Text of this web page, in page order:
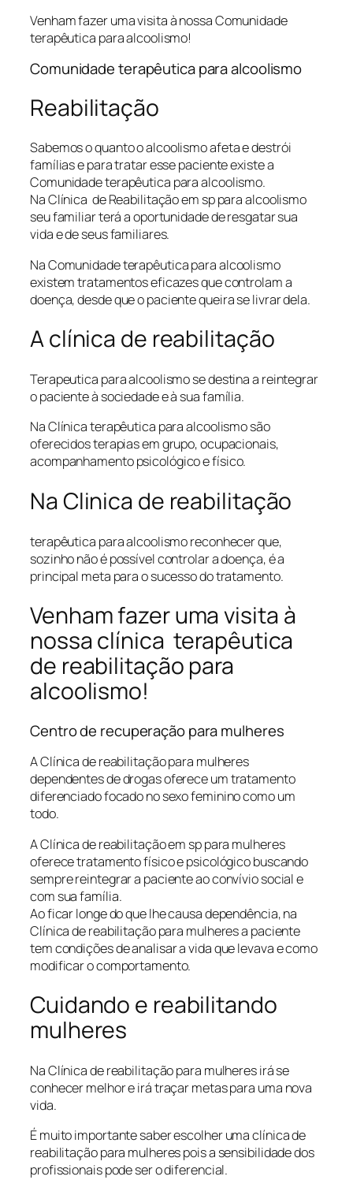
Venham fazer uma visita à nossa Comunidade
terapêutica para alcoolismo!
Comunidade terapêutica para alcoolismo
Reabilitação
Sabemos o quanto o alcoolismo afeta e destrói
famílias e para tratar esse paciente existe a
Comunidade terapêutica para alcoolismo.
Na Clínica de Reabilitação em sp para alcoolismo
seu familiar terá a oportunidade de resgatar sua
vida e de seus familiares.
Na Comunidade terapêutica para alcoolismo
existem tratamentos eficazes que controlam a
doença, desde que o paciente queira se livrar dela.
A clínica de reabilitação
Terapeutica para alcoolismo se destina a reintegrar
o paciente à sociedade e à sua família.
Na Clínica terapêutica para alcoolismo são
oferecidos terapias em grupo, ocupacionais,
acompanhamento psicológico e físico.
Na Clinica de reabilitação
terapêutica para alcoolismo reconhecer que,
sozinho não é possível controlar a doença, é a
principal meta para o sucesso do tratamento.
Venham fazer uma visita à
nossa clínica terapêutica
de reabilitação para
alcoolismo!
Centro de recuperação para mulheres
A Clínica de reabilitação para mulheres
dependentes de drogas oferece um tratamento
diferenciado focado no sexo feminino como um
todo.
A Clínica de reabilitação em sp para mulheres
oferece tratamento físico e psicológico buscando
sempre reintegrar a paciente ao convívio social e
com sua família.
Ao ficar longe do que lhe causa dependência, na
Clínica de reabilitação para mulheres a paciente
tem condições de analisar a vida que levava e como
modificar o comportamento.
Cuidando e reabilitando
mulheres
Na Clínica de reabilitação para mulheres irá se
conhecer melhor e irá traçar metas para uma nova
vida.
É muito importante saber escolher uma clínica de
reabilitação para mulheres pois a sensibilidade dos
profissionais pode ser o diferencial.